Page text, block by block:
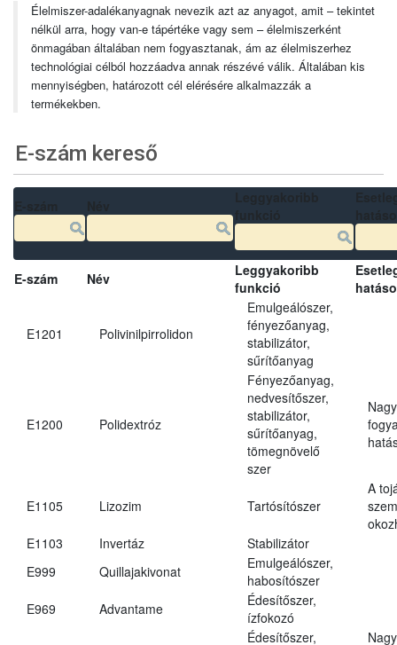
Élelmiszer-adalékanyagnak nevezik azt az anyagot, amit – tekintet
nélkül arra, hogy van-e tápértéke vagy sem – élelmiszerként
önmagában általában nem fogyasztanak, ám az élelmiszerhez
technológiai célból hozzáadva annak részévé válik. Általában kis
mennyiségben, határozott cél elérésére alkalmazzák a
termékekben.
E-szám kereső
E-szám Név
Leggyakoribb
funkció
E1201 Polivinilpirrolidon
Emulgeálószer,
fényezőanyag,
stabilizátor,
sűrítőanyag
E1200 Polidextróz
Fényezőanyag,
nedvesítőszer,
stabilizátor,
sűrítőanyag,
tömegnövelő
szer
E1105 Lizozim Tartósítószer
A
E1103
Invertáz
Stabilizátor
E999
Quillajakivonat
Emulgeálószer,
habosítószer
E969
Advantame
Édesítőszer,
ízfokozó
Édesítőszer,